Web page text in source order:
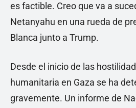
es factible. Creo que va a
Netanyahu en una rueda de
Blanca junto a Trump.
Desde el inicio de las
humanitaria en Gaza se ha
gravemente. Un informe de